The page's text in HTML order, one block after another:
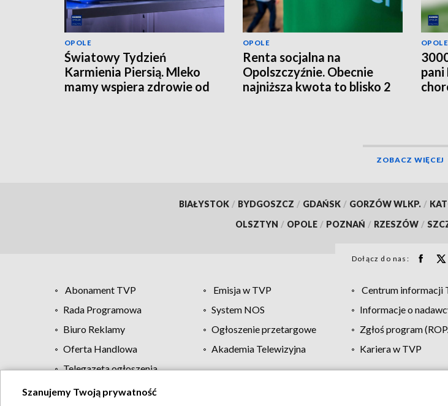
OPOLE
Światowy Tydzień
Karmienia Piersią. Mleko
mamy wspiera zdrowie od
OPOLE
Renta socjalna na
Opolszczyźnie. Obecnie
najniższa kwota to blisko 2
OPOLE
pani
ZOBACZ WIĘCEJ
BIAŁYSTOK / BYDGOSZCZ / GDAŃSK / GORZÓW WLKP. /
OLSZTYN / OPOLE / POZNAŃ / RZESZÓW /
Dołącz do nas:
Abonament TVP Emisja w TVP Centrum informacji
Rada Programowa
System NOS Informacje o
Biuro Reklamy
Ogłoszenie przetargowe Zgłoś program
Oferta Handlowa
Akademia Telewizyjna Kariera w TVP
Telegazeta ogłoszenia
Szanujemy Twoją prywatność